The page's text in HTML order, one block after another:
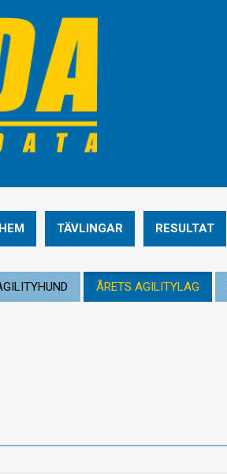
HEM TÄVLINGAR RESULTAT
ÅRETS AGILITYLAG